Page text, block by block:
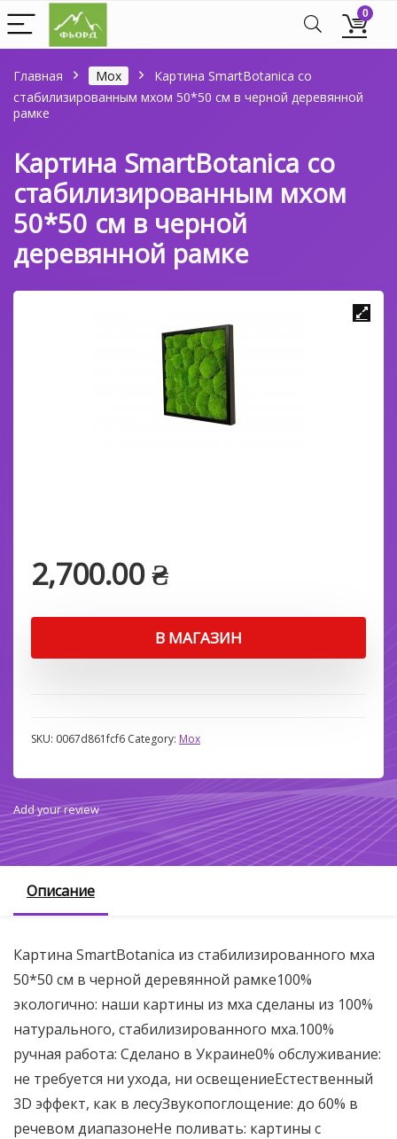
0
Главная Мох
Картина SmartBotanica со
стабилизированным мхом 50*50 см в черной деревянной
рамке
Картина SmartBotanica со
стабилизированным мхом
50*50 см в черной
деревянной рамке
2,700.00₴
В МАГАЗИН
SKU: 0067d861fcf6 Category: Мох
Add your review
Описание
Картина SmartBotanica из стабилизированного мха
50*50 см в черной деревянной рамке100%
экологично: наши картины из мха сделаны из 100%
натурального, стабилизированного мха.100%
ручная работа: Сделано в Украине0% обслуживание:
не требуется ни ухода, ни освещениеЕстественный
3D эффект, как в лесуЗвукопоглощение: до 60% в
речевом диапазонеНе поливать: картины с